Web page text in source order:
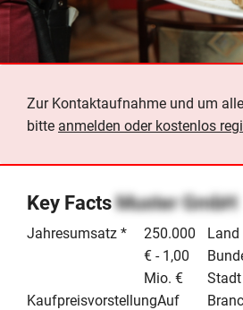
Zur Kontaktaufnahme und um
bitte anmelden oder kostenlos
Key FactsMuster GmbH
Jahresumsatz *
250.000
€ - 1,00
Mio. €
KaufpreisvorstellungAuf
Land
Stadt